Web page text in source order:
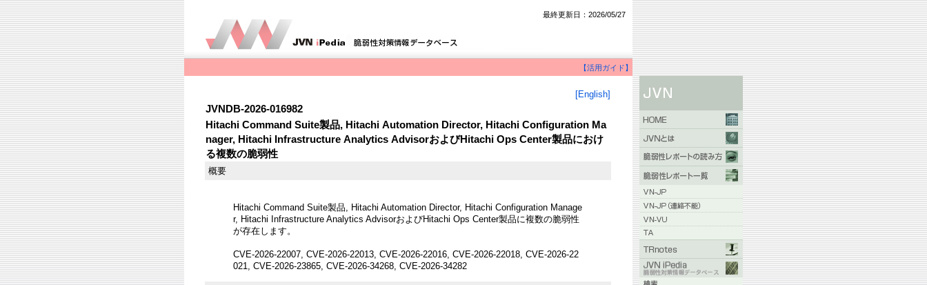
最終更新日：2026/05/27
【活用ガイド】
[English]
JVNDB-2026-016982
Hitachi Command Suite製品, Hitachi Automation Director, Hitachi Configuration Ma
nager, Hitachi Infrastructure Analytics AdvisorおよびHitachi Ops Center製品におけ
る複数の脆弱性
概要
Hitachi Command Suite製品, Hitachi Automation Director, Hitachi Configuration Manage
r, Hitachi Infrastructure Analytics AdvisorおよびHitachi Ops Center製品に複数の脆弱性
が存在します。
CVE-2026-22007, CVE-2026-22013, CVE-2026-22016, CVE-2026-22018, CVE-2026-22
021, CVE-2026-23865, CVE-2026-34268, CVE-2026-34282